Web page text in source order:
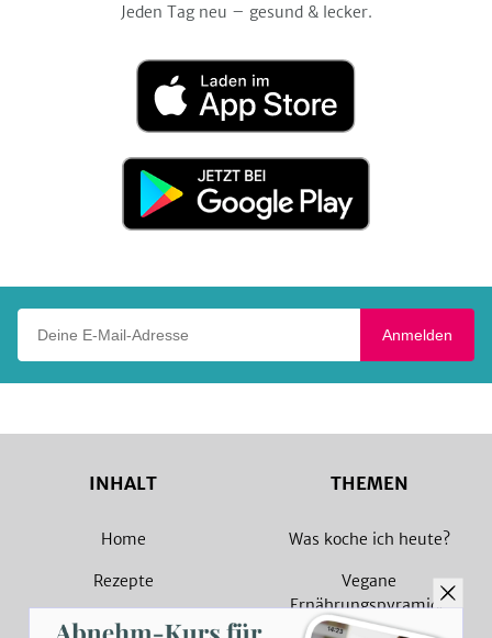
Jeden Tag neu – gesund & lecker.
Laden
im
App
Jetzt
Google
Anmelden
INHALT
Home
Rezepte
Magazin
THEMEN
Was koche ich heute?
Vegane
Ernährungspyramide